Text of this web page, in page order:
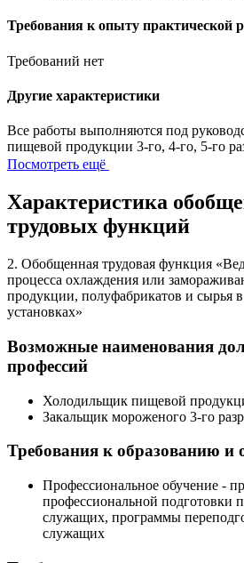
Требования к опыту практической
Требований нет
Другие характеристики
Все работы выполняются под
пищевой продукции 3-го, 4-го, 5-го
Посмотреть ещё
Характеристика
трудовых функций
2. Обобщенная трудовая функция
процесса охлаждения или
продукции, полуфабрикатов и сырья
установках»
Возможные наименования
профессий
Холодильщик пищевой
Закальщик мороженого 3-го
Требования к образованию и
Профессиональное обучение -
профессиональной подготовки
служащих, программы
служащих